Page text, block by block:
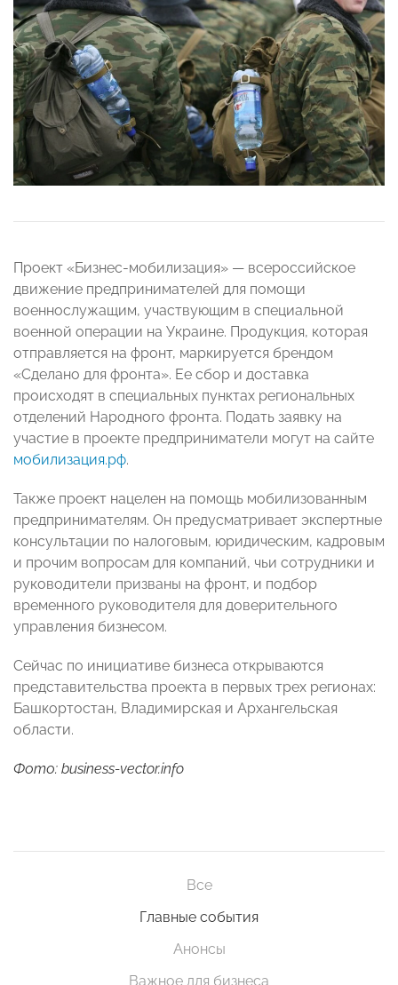
Проект «Бизнес-мобилизация» — всероссийское
движение предпринимателей для помощи
военнослужащим, участвующим в специальной
военной операции на Украине. Продукция, которая
отправляется на фронт, маркируется брендом
«Сделано для фронта». Ее сбор и доставка
происходят в специальных пунктах региональных
отделений Народного фронта. Подать заявку на
участие в проекте предприниматели могут на сайте
мобилизация.рф.
Также проект нацелен на помощь мобилизованным
предпринимателям. Он предусматривает экспертные
консультации по налоговым, юридическим, кадровым
и прочим вопросам для компаний, чьи сотрудники и
руководители призваны на фронт, и подбор
временного руководителя для доверительного
управления бизнесом.
Сейчас по инициативе бизнеса открываются
представительства проекта в первых трех регионах:
Башкортостан, Владимирская и Архангельская
области.
Фото: business-vector.info
Все
Главные события
Анонсы
Важное для бизнеса